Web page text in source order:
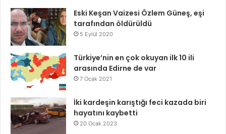
Eski Keşan Vaizesi Özlem Güneş, eşi
tarafından öldürüldü
5 Eylül 2020
Türkiye’nin en çok okuyan ilk 10 ili
arasında Edirne de var
7 Ocak 2021
İki kardeşin karıştığı feci kazada biri
hayatını kaybetti
20 Ocak 2023